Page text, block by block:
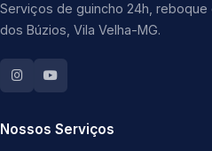
Serviços de guincho 24h,
dos Búzios, Vila Velha-MG.
Nossos Serviços